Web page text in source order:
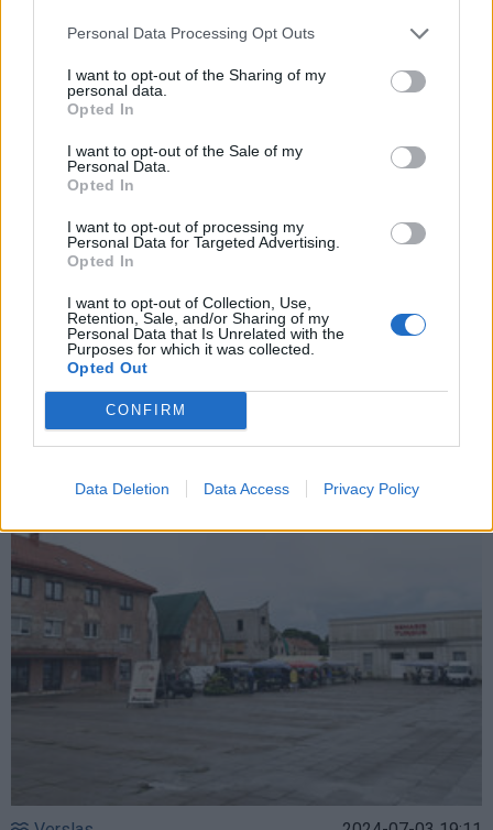
Personal Data Processing Opt Outs
I want to opt-out of the Sharing of my
personal data.
Opted In
I want to opt-out of the Sale of my
Personal Data.
Opted In
I want to opt-out of processing my
Personal Data for Targeted Advertising.
Opted In
I want to opt-out of Collection, Use,
Retention, Sale, and/or Sharing of my
Personal Data that Is Unrelated with the
Purposes for which it was collected.
Opted Out
CONFIRM
Data Deletion Data Access Privacy Policy
Klaipėdos pulsas
Gautas ES finansavimas Turgaus aikštės
(12)